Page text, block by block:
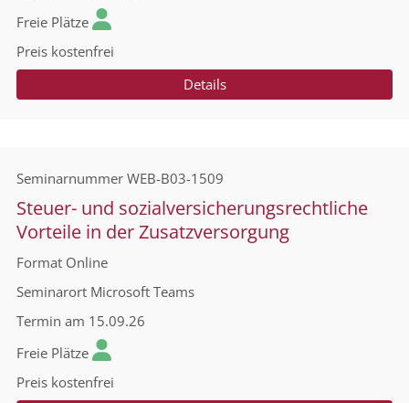
Freie Plätze
Preis kostenfrei
Details
Seminarnummer WEB-B03-1509
Steuer- und sozialversicherungsrechtliche
Vorteile in der Zusatzversorgung
Format Online
Seminarort Microsoft Teams
Termin am 15.09.26
Freie Plätze
Preis kostenfrei